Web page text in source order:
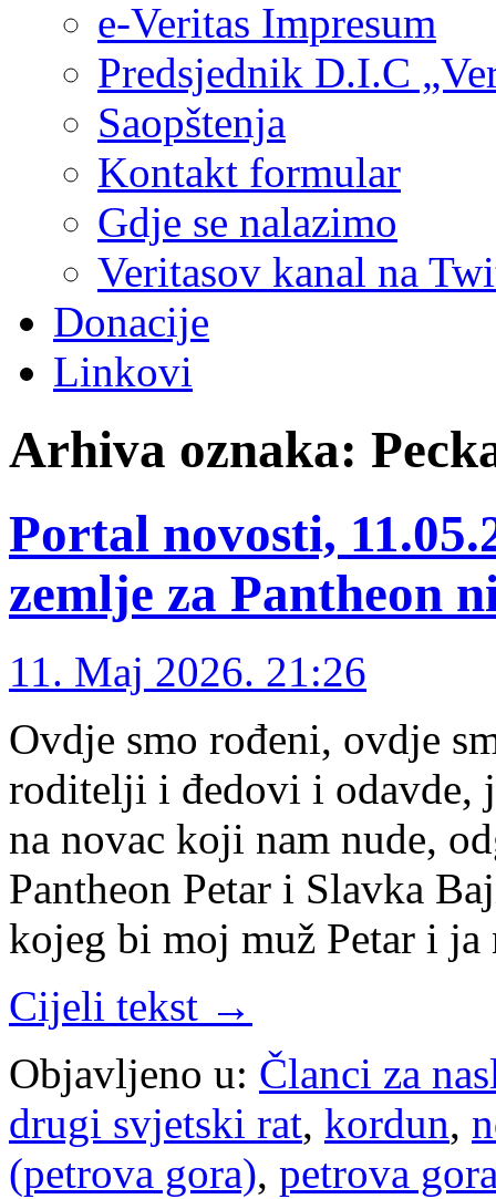
e-Veritas Impresum
Predsjednik D.I.C
Saopštenja
Kontakt formular
Gdje se nalazimo
Veritasov kanal na
Donacije
Linkovi
Arhiva oznaka:
Portal novosti,
zemlje za Pantheon
11. Maj 2026. 21:26
Ovdje smo rođeni, ovdje
roditelji i đedovi i odavde,
na novac koji nam nude,
Pantheon Petar i Slavka
kojeg bi moj muž Petar i
Cijeli tekst →
Objavljeno u: Članci za
drugi svjetski rat, kordun,
(petrova gora), petrova